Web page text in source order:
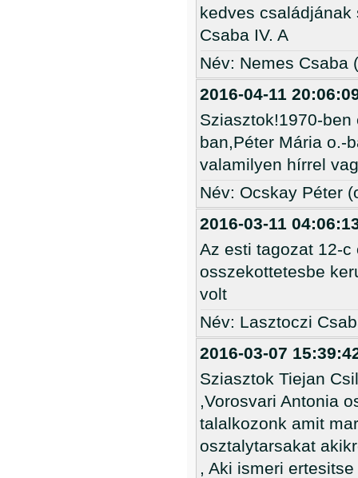
kedves
Csaba IV. A
Név: Nemes Csaba
2016-04-11
Sziasztok!1970-
ban,Péter Mária o.-
valamilyen hírrel
Név: Ocskay Péter
2016-03-11
Az esti tagozat 12-
osszekottetesbe
volt
Név: Lasztoczi
2016-03-07
Sziasztok Tiejan
,Vorosvari Antonia
talalkozonk amit
osztalytarsakat
, Aki ismeri